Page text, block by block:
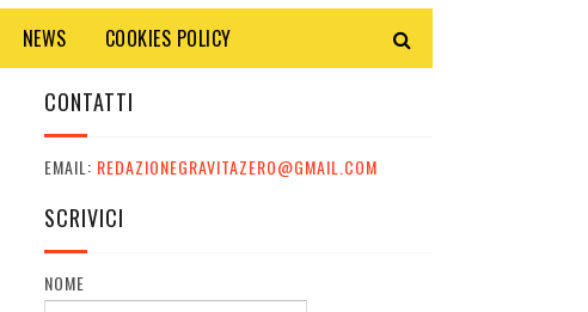
NEWS COOKIES POLICY
CONTATTI
EMAIL: REDAZIONEGRAVITAZERO@GMAIL.COM
SCRIVICI
NOME